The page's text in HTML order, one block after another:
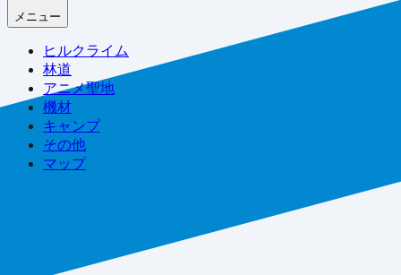
メニュー
ヒルクライム
林道
アニメ聖地
機材
キャンプ
その他
マップ